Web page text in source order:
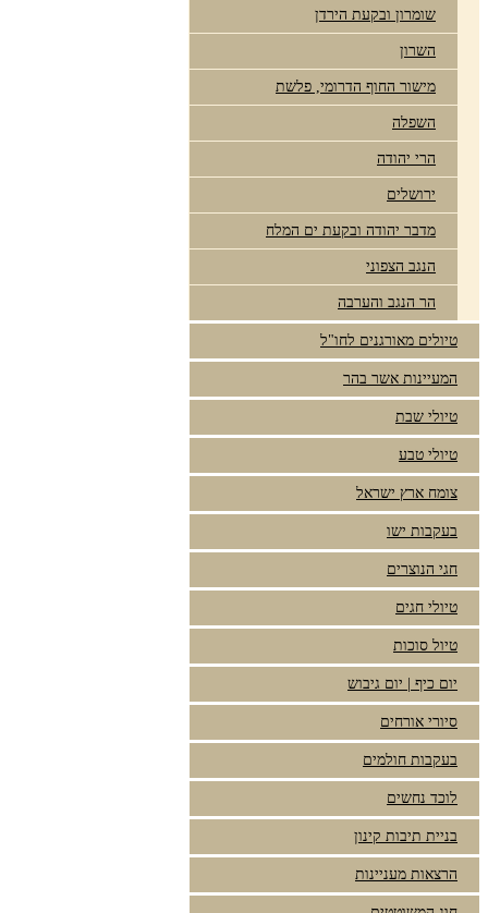
שומרון ובקעת הירדן
השרון
מישור החוף הדרומי, פלשת
השפלה
הרי יהודה
ירושלים
מדבר יהודה ובקעת ים המלח
הנגב הצפוני
הר הנגב והערבה
טיולים מאורגנים לחו"ל
המעיינות אשר בהר
טיולי שבת
טיולי טבע
צומח ארץ ישראל
בעקבות ישו
חגי הנוצרים
טיולי חגים
טיול סוכות
יום כיף | יום גיבוש
סיורי אורחים
בעקבות חולמים
לוכד נחשים
בניית תיבות קינון
הרצאות מעניינות